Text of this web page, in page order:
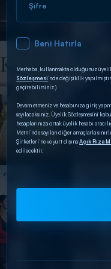
DİĞER SONUÇLAR
Şifre
Beni Hatırla
Merhaba, kullanmakta olduğunuz
Sözleşmesi’nde değişiklik
geçirebilirsiniz.)
Devam etmeniz ve hesabınıza giriş
sayılacaksınız. Üyelik Sözleşmesini
hesaplarınıza ortak üyelik hesabı
Metni’nde sayılan diğer amaçlarla
Şirketleri’ne ve yurt dışınaAçık Rıza
edilecektir.